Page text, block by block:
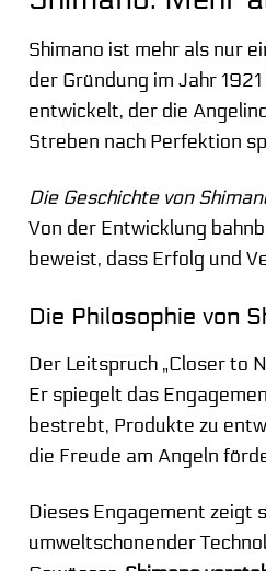
Shimano ist mehr als nur
der Gründung im Jahr
entwickelt, der die
Streben nach Perfektion
Die Geschichte von
Von der Entwicklung
beweist, dass Erfolg und
Die Philosophie von
Der Leitspruch „Closer to
Er spiegelt das
bestrebt, Produkte zu
die Freude am Angeln
Dieses Engagement zeigt
umweltschonender